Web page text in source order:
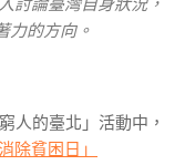
討論臺灣自身狀況，
力的方向。
人的臺北」活動中，
除貧困日」